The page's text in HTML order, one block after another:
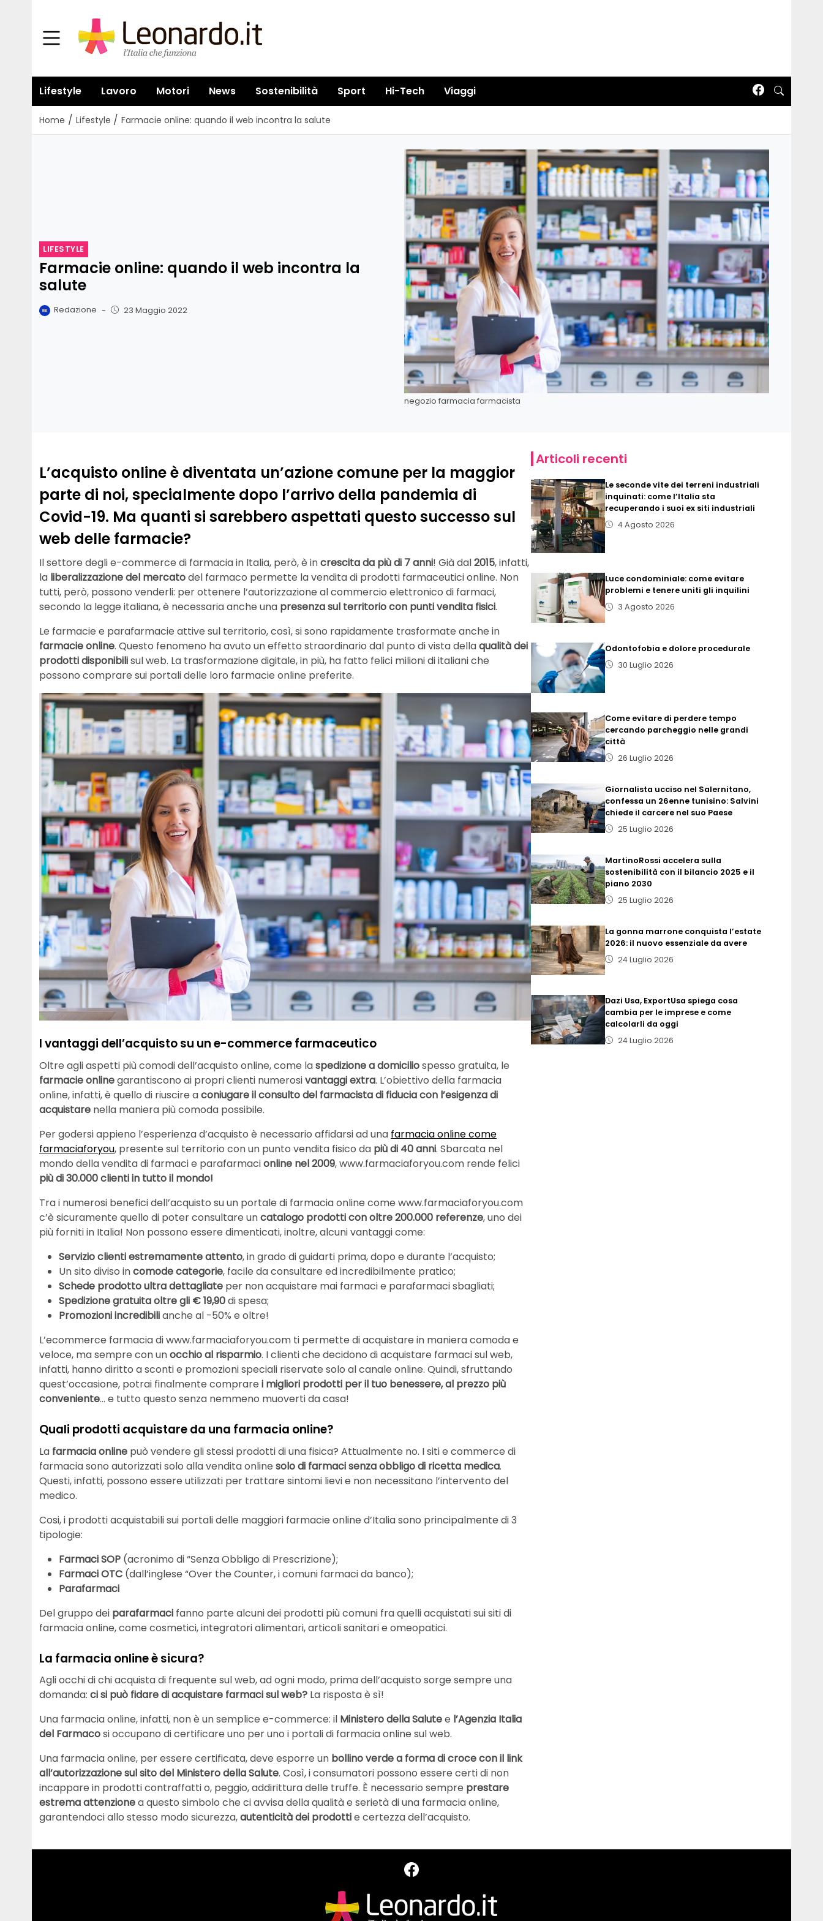
Lifestyle Lavoro Motori News Sostenibilità Sport Hi-Tech Viaggi
Home / Lifestyle / Farmacie online: quando il web incontra la salute
LIFESTYLE
Farmacie online: quando il web incontra la
salute
Redazione - 23 Maggio 2022
negozio farmacia farmacista
L’acquisto online è diventata un’azione comune per la maggior
parte di noi, specialmente dopo l’arrivo della pandemia di
Covid-19. Ma quanti si sarebbero aspettati questo successo sul
web delle farmacie?
Il settore degli e-commerce di farmacia in Italia, però, è increscita da più di 7 anni! Già dal2015, infatti,
la liberalizzazione del mercatodel farmaco permette la vendita di prodotti farmaceutici online. Non
tutti, però, possono venderli: per ottenere l’autorizzazione al commercio elettronico di farmaci,
secondo la legge italiana, è necessaria anche una presenza sul territorio con punti vendita fisici.
Le farmacie e parafarmacie attive sul territorio, così, si sono rapidamente trasformate anche in
farmacie online. Questo fenomeno ha avuto un effetto straordinario dal punto di vista dellaqualità dei
prodotti disponibilisul web. La trasformazione digitale, in più, ha fatto felici milioni di italiani che
possono comprare sui portali delle loro farmacie online preferite.
I vantaggi dell’acquisto su un e-commerce farmaceutico
Oltre agli aspetti più comodi dell’acquisto online, come laspedizione a domiciliospesso gratuita, le
farmacie onlinegarantiscono ai propri clienti numerosivantaggi extra. L’obiettivo della farmacia
online, infatti, è quello di riuscire aconiugare il consulto del farmacista di fiducia con l’esigenza di
acquistare nella maniera più comoda possibile.
Per godersi appieno l’esperienza d’acquisto è necessario affidarsi ad una farmacia online come
farmaciaforyou, presente sul territorio con un punto vendita fisico da più di 40 anni. Sbarcata nel
mondo della vendita di farmaci e parafarmacionline nel 2009, www.farmaciaforyou.com rende felici
più di 30.000 clienti in tutto il mondo!
Tra i numerosi benefici dell’acquisto su un portale di farmacia online come www.farmaciaforyou.com
c’è sicuramente quello di poter consultare uncatalogo prodotti con oltre 200.000 referenze, uno dei
più forniti in Italia! Non possono essere dimenticati, inoltre, alcuni vantaggi come:
Servizio clienti estremamente attento, in grado di guidarti prima, dopo e durante l’acquisto;
Un sito diviso incomode categorie, facile da consultare ed incredibilmente pratico;
Schede prodotto ultra dettagliate per non acquistare mai farmaci e parafarmaci sbagliati;
Spedizione gratuita oltre gli € 19,90di spesa;
Promozioni incredibilianche al -50% e oltre!
L’ecommerce farmacia di www.farmaciaforyou.com ti permette di acquistare in maniera comoda e
veloce, ma sempre con unocchio al risparmio. I clienti che decidono di acquistare farmaci sul web,
infatti, hanno diritto a sconti e promozioni speciali riservate solo al canale online. Quindi, sfruttando
quest’occasione, potrai finalmente comprare i migliori prodotti per il tuo benessere, al prezzo più
conveniente… e tutto questo senza nemmeno muoverti da casa!
Quali prodotti acquistare da una farmacia online?
La farmacia online può vendere gli stessi prodotti di una fisica? Attualmente no. I siti e commerce di
farmacia sono autorizzati solo alla vendita online solo di farmaci senza obbligo di ricetta medica.
Questi, infatti, possono essere utilizzati per trattare sintomi lievi e non necessitano l’intervento del
medico.
Cosi, i prodotti acquistabili sui portali delle maggiori farmacie online d’Italia sono principalmente di 3
tipologie:
FarmaciSOP (acronimo di “Senza Obbligo di Prescrizione);
FarmaciOTC (dall’inglese “Over the Counter, i comuni farmaci da banco);
Parafarmaci
Del gruppo dei parafarmaci fanno parte alcuni dei prodotti più comuni fra quelli acquistati sui siti di
farmacia online, come cosmetici, integratori alimentari, articoli sanitari e omeopatici.
La farmacia online è sicura?
Agli occhi di chi acquista di frequente sul web, ad ogni modo, prima dell’acquisto sorge sempre una
domanda: ci si può fidare di acquistare farmaci sul web? La risposta è sì!
Una farmacia online, infatti, non è un semplice e-commerce: il Ministero della Salutee l’Agenzia Italia
del Farmacosi occupano di certificare uno per uno i portali di farmacia online sul web.
Una farmacia online, per essere certificata, deve esporre un bollino verde a forma di croce con il link
all’autorizzazione sul sito del Ministero della Salute. Così, i consumatori possono essere certi di non
incappare in prodotti contraffatti o, peggio, addirittura delle truffe. È necessario sempre prestare
estrema attenzionea questo simbolo che ci avvisa della qualità e serietà di una farmacia online,
garantendoci allo stesso modo sicurezza,autenticità dei prodottie certezza dell’acquisto.
Articoli recenti
Le seconde vite dei terreni industriali
inquinati: come l’Italia sta
recuperando i suoi ex siti industriali
4 Agosto 2026
Luce condominiale: come evitare
problemi e tenere uniti gli inquilini
3 Agosto 2026
Odontofobia e dolore procedurale
30 Luglio 2026
Come evitare di perdere tempo
cercando parcheggio nelle grandi
città
26 Luglio 2026
Giornalista ucciso nel Salernitano,
confessa un 26enne tunisino: Salvini
chiede il carcere nel suo Paese
25 Luglio 2026
MartinoRossi accelera sulla
sostenibilità con il bilancio 2025 e il
piano 2030
25 Luglio 2026
La gonna marrone conquista l’estate
2026: il nuovo essenziale da avere
24 Luglio 2026
Dazi Usa, ExportUsa spiega cosa
cambia per le imprese e come
calcolarli da oggi
24 Luglio 2026